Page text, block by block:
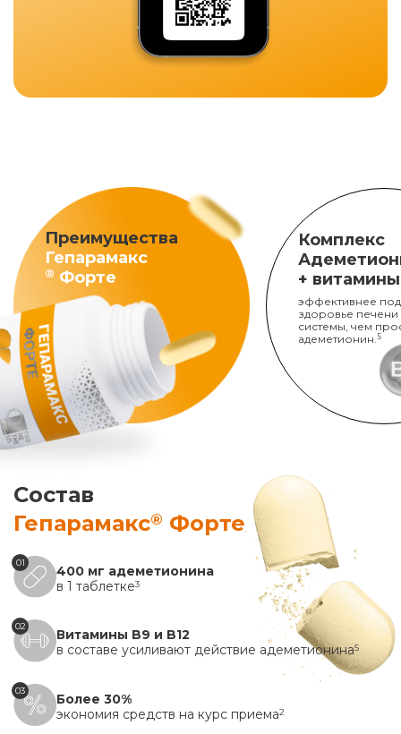
Преимущества
Гепарамакс
® Форте
Комплекс
+
эффективнее
здоровье печени
системы, чем
адеметионин. 5
Состав
Гепарамакс® Форте
01
400 мг адеметионина
в 1 таблетке3
02
Витамины B9 и B12
в составе усиливают действие адеметионина5
03
Более 30%
экономия средств на курс приема2